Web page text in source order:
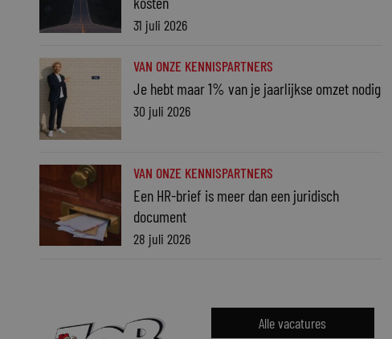
31 juli 2026
VAN ONZE KENNISPARTNERS
Je hebt maar 1% van je jaarlijkse omzet nodig
30 juli 2026
VAN ONZE KENNISPARTNERS
Een HR-brief is meer dan een juridisch
document
28 juli 2026
Alle vacatures